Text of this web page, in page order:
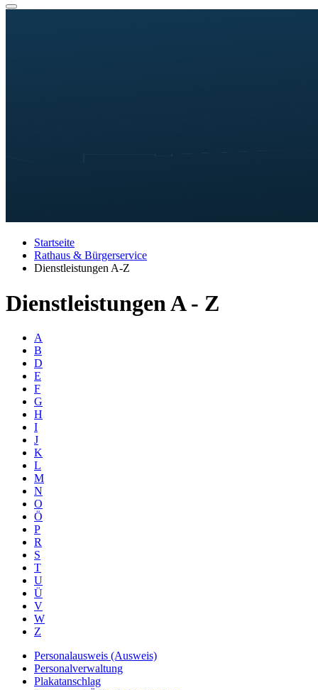
Startseite
Rathaus & Bürgerservice
Dienstleistungen A-Z
Dienstleistungen A - Z
A
B
D
E
F
G
H
I
J
K
L
M
N
O
Ö
P
R
S
T
U
Ü
V
W
Z
Personalausweis (Ausweis)
Personalverwaltung
Plakatanschlag